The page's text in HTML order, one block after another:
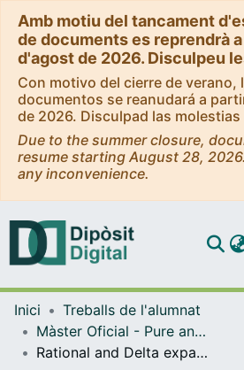
Amb motiu del tancament
de documents es reprendrà
d'agost de 2026. Disculpeu
Con motivo del cierre de verano,
documentos se reanudará a
de 2026. Disculpad las molestias
Due to the summer closure,
resume starting August 28,
any inconvenience.
Navega
Inici
Treballs de l'alumnat
Màster Oficial - Pure and Applied Logic / Lògica Pura i aplicada
Rational and Delta expansions of the Nilpotent Minimum Logic